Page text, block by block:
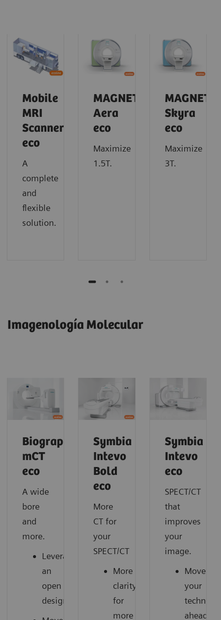
Mobile
MRI
Scanner
eco
A
complete
and
flexible
solution.
MAGNETOM
Aera
eco
Maximize
1.5T.
Skyra
eco
Maximize
3T.
Imagenología Molecular
Biograph
mCT
eco
A wide
bore
and
more.
Leverage
an
open
design
Symbia
Intevo
Bold
eco
More
CT for
your
SPECT/CT
More
clarity
for
more
Symbia
Intevo
eco
SPECT/CT
that
improves
your
image.
Move
your
ahead